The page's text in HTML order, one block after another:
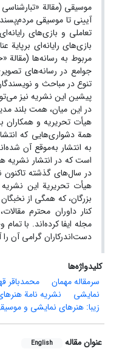
موسیقی (مقالة
آیینی تا موسیقی
تعاملی و بازی‌های
بازی‌های رایانه‌ای برپایة
مربوط به رسانه‌ها (مقالة
جوامع در رسانه‌های
تنوع در مباحث و
پیشین این نشریه نیز
در این میان، همت بلند
هیأت تحریریه و
همة دشواری‌هایی که
به انتشار به‌موقع آن
است که در انتشار نشریه
در سال‌های گذشته
هیأت تحریریة این
بزرگان، که همگی از
کنار داوران محترم
مجله ایفا کرده‌اند. با
دست‌اندرکاران گرامی آن را
کلیدواژه‌ها
سرمقاله مهمان
محمدباقر
نمایشی
نشریه نامة
زیبا: هنرهای نمایشی و
عنوان مقاله English